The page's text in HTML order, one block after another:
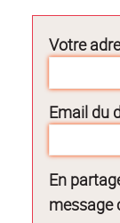
Votre
Email du
En
message